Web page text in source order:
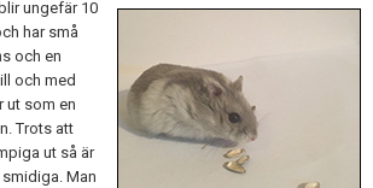
ungefär 10
har små
och en
och med
ut som en
Trots att
ut så är
Man